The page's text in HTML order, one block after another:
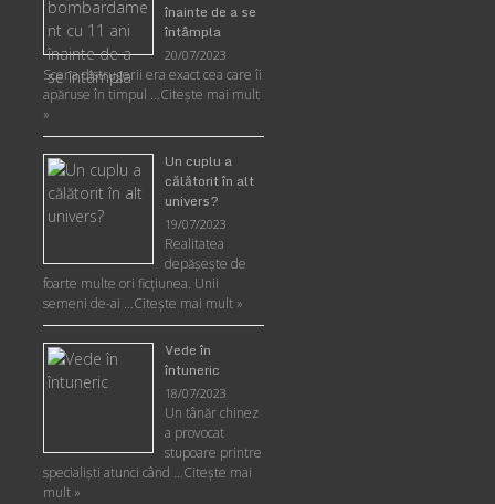
înainte de a se
întâmpla
20/07/2023
Scena distrugerii era exact cea care îi
apăruse în timpul …Citește mai mult
»
Un cuplu a
călătorit în alt
univers?
19/07/2023
Realitatea
depăşeşte de
foarte multe ori ficţiunea. Unii
semeni de-ai …Citește mai mult »
Vede în
întuneric
18/07/2023
Un tânăr chinez
a provocat
stupoare printre
specialişti atunci când …Citește mai
mult »